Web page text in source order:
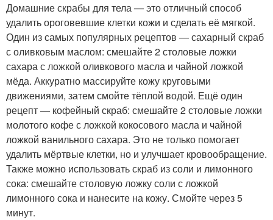
Домашние скрабы для тела — это отличный способ
удалить ороговевшие клетки кожи и сделать её мягкой.
Один из самых популярных рецептов — сахарный скраб
с оливковым маслом: смешайте 2 столовые ложки
сахара с ложкой оливкового масла и чайной ложкой
мёда. Аккуратно массируйте кожу круговыми
движениями, затем смойте тёплой водой. Ещё один
рецепт — кофейный скраб: смешайте 2 столовые ложки
молотого кофе с ложкой кокосового масла и чайной
ложкой ванильного сахара. Это не только помогает
удалить мёртвые клетки, но и улучшает кровообращение.
Также можно использовать скраб из соли и лимонного
сока: смешайте столовую ложку соли с ложкой
лимонного сока и нанесите на кожу. Смойте через 5
минут.